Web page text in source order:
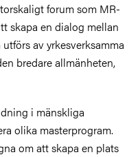
forum som MR-
skapa en dialog mellan
av yrkesverksamma
bredare allmänheten,
i mänskliga
olika masterprogram.
om att skapa en plats